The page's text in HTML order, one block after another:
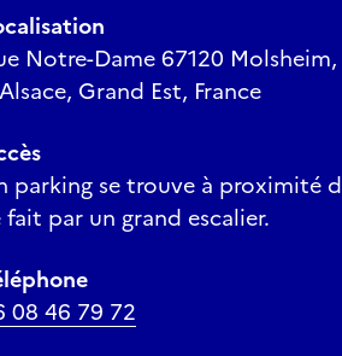
Notre-Dame 67120
Grand Est, France
parking se trouve à proximité
fait par un grand escalier.
08 46 79 72